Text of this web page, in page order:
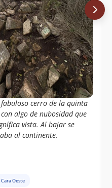
cerro de la quinta
algo de nubosidad que
vista. Al bajar se
al continente.
Cara Oeste